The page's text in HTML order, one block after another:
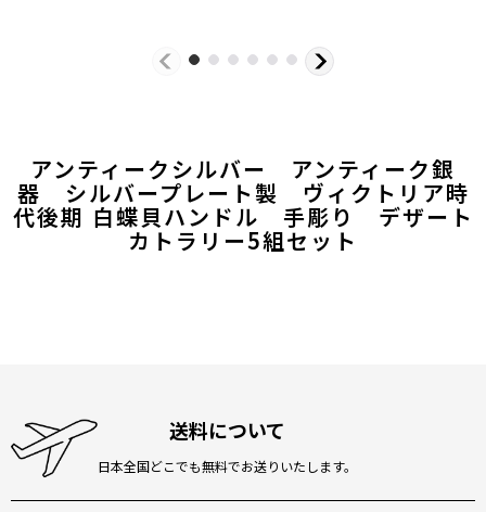
アンティークシルバー アンティーク銀
器 シルバープレート製 ヴィクトリア時
代後期 白蝶貝ハンドル 手彫り デザート
カトラリー5組セット
送料について
日本全国どこでも無料でお送りいたします。